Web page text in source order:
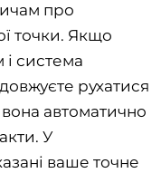
про
точки. Якщо
система
рухатися
автоматично
У
ваше точне